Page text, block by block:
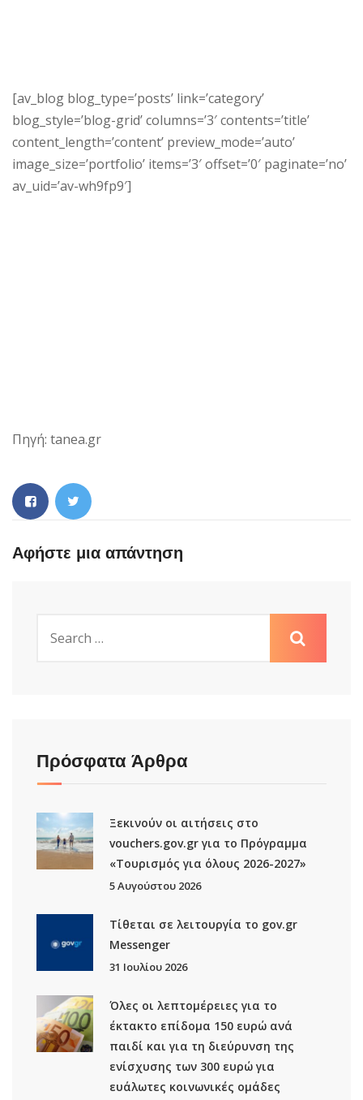
[av_blog blog_type=’posts’ link=’category’
blog_style=’blog-grid’ columns=’3′ contents=’title’
content_length=’content’ preview_mode=’auto’
image_size=’portfolio’ items=’3′ offset=’0′ paginate=’no’
av_uid=’av-wh9fp9′]
Πηγή: tanea.gr
Αφήστε μια απάντηση
Πρόσφατα Άρθρα
Ξεκινούν οι αιτήσεις στο
vouchers.gov.gr για το Πρόγραμμα
«Τουρισμός για όλους 2026-2027»
5 Αυγούστου 2026
Τίθεται σε λειτουργία το gov.gr
Μessenger
31 Ιουλίου 2026
Όλες οι λεπτομέρειες για το
έκτακτο επίδομα 150 ευρώ ανά
παιδί και για τη διεύρυνση της
ενίσχυσης των 300 ευρώ για
ευάλωτες κοινωνικές ομάδες